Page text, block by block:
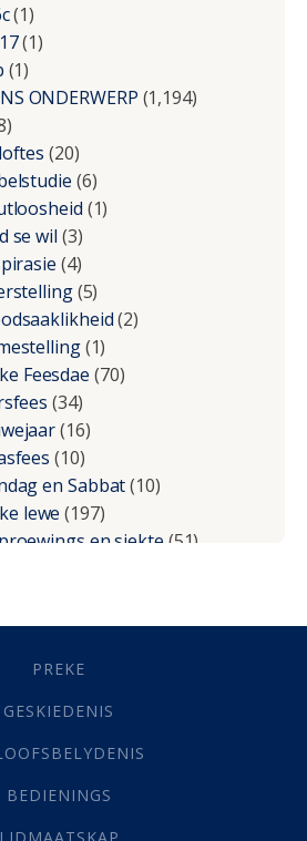
(1)
(1)
(1)
ONDERWERP (1,194)
(20)
(6)
(1)
se wil (3)
(4)
(5)
(2)
(1)
Feesdae (70)
(34)
(16)
(10)
en Sabbat(10)
lewe (197)
en siekte(51)
Groei(10)
(21)
Areas(4)
(3)
(1)
PREKE
GESKIEDENIS
BEDIENINGS
LIDMAATSKAP